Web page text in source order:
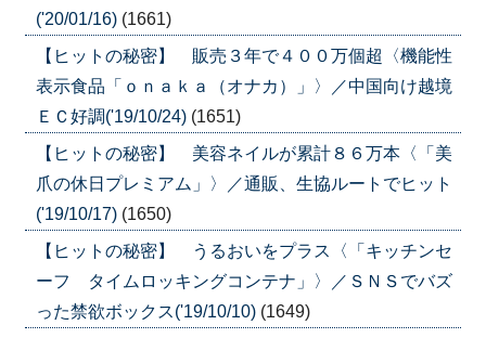
('20/01/16) (1661)
【ヒットの秘密】 販売３年で４００万個超〈機能性
表示食品「ｏｎａｋａ（オナカ）」〉／中国向け越境
ＥＣ好調('19/10/24) (1651)
【ヒットの秘密】 美容ネイルが累計８６万本〈「美
爪の休日プレミアム」〉／通販、生協ルートでヒット
('19/10/17) (1650)
【ヒットの秘密】 うるおいをプラス〈「キッチンセ
ーフ タイムロッキングコンテナ」〉／ＳＮＳでバズ
った禁欲ボックス('19/10/10) (1649)